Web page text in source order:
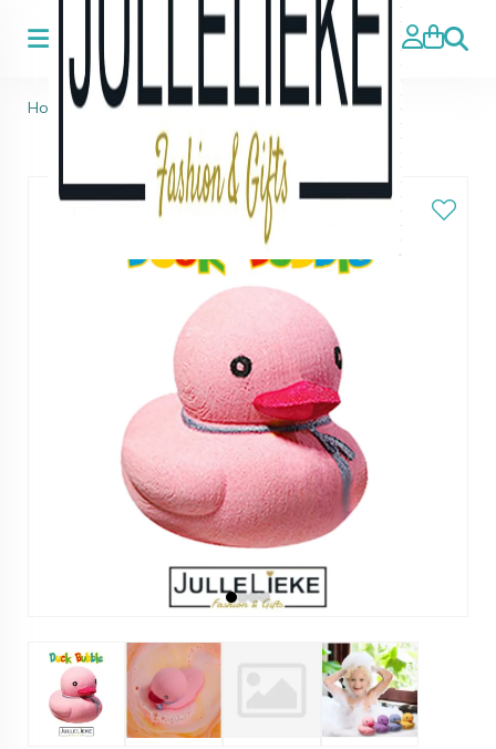
Zoeken
Home > Bruisbal Eend roze